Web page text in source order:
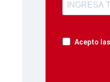
Acepto